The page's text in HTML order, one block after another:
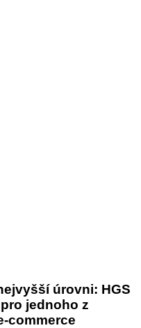
úrovni: HGS
jednoho z
commerce